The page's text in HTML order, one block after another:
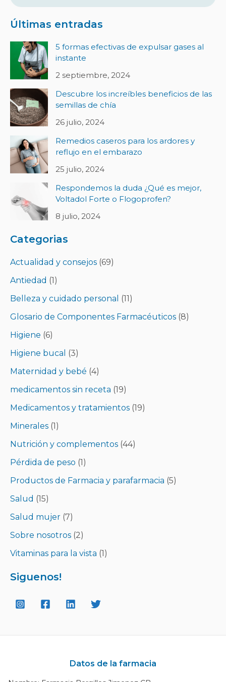
Últimas entradas
5 formas efectivas de expulsar gases al
instante
2 septiembre, 2024
Descubre los increíbles beneficios de las
semillas de chía
26 julio, 2024
Remedios caseros para los ardores y
reflujo en el embarazo
25 julio, 2024
Respondemos la duda ¿Qué es mejor,
Voltadol Forte o Flogoprofen?
8 julio, 2024
Categorias
Actualidad y consejos (69)
Antiedad (1)
Belleza y cuidado personal (11)
Glosario de Componentes Farmacéuticos (8)
Higiene (6)
Higiene bucal (3)
Maternidad y bebé (4)
medicamentos sin receta (19)
Medicamentos y tratamientos (19)
Minerales (1)
Nutrición y complementos (44)
Pérdida de peso (1)
Productos de Farmacia y parafarmacia (5)
Salud (15)
Salud mujer (7)
Sobre nosotros (2)
Vitaminas para la vista (1)
Siguenos!
Datos de la farmacia